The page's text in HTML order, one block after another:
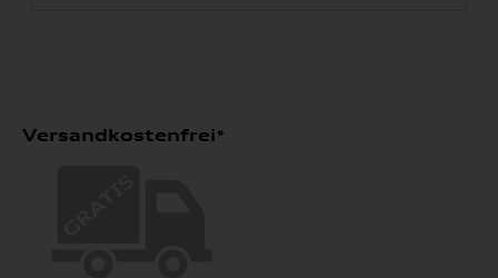
Versandkostenfrei*